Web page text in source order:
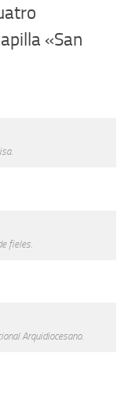
«San
fieles.
Arquidiocesano.